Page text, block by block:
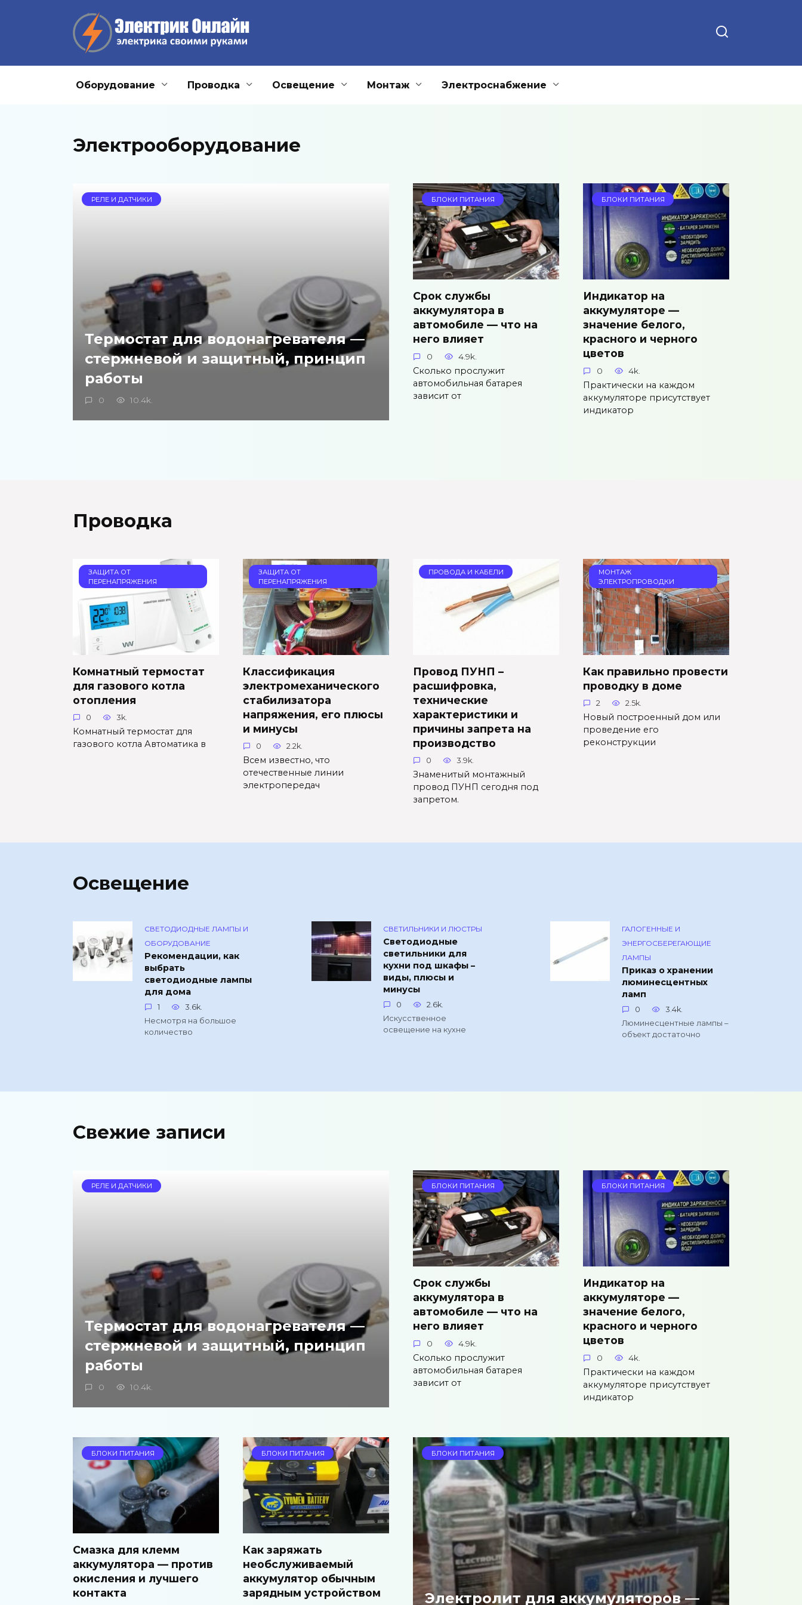
Оборудование Проводка Освещение Монтаж Электроснабжение
Электрооборудование
РЕЛЕ И ДАТЧИКИ
Термостат для водонагревателя —
стержневой и защитный, принцип
работы
0 10.4k.
БЛОКИ ПИТАНИЯ
Срок службы
аккумулятора в
автомобиле — что на
него влияет
0 4.9k.
Сколько прослужит
автомобильная батарея
зависит от
БЛОКИ ПИТАНИЯ
Индикатор на
аккумуляторе —
значение белого,
красного и черного
цветов
0 4k.
Практически на каждом
аккумуляторе присутствует
индикатор
Проводка
ЗАЩИТА ОТ
ПЕРЕНАПРЯЖЕНИЯ
Комнатный термостат
для газового котла
отопления
0 3k.
Комнатный термостат для
газового котла Автоматика в
ЗАЩИТА ОТ
ПЕРЕНАПРЯЖЕНИЯ
Классификация
электромеханического
стабилизатора
напряжения, его плюсы
и минусы
0 2.2k.
Всем известно, что
отечественные линии
электропередач
ПРОВОДА И КАБЕЛИ
Провод ПУНП –
расшифровка,
технические
характеристики и
причины запрета на
производство
0 3.9k.
Знаменитый монтажный
провод ПУНП сегодня под
запретом.
МОНТАЖ
ЭЛЕКТРОПРОВОДКИ
Как правильно провести
проводку в доме
2 2.5k.
Новый построенный дом или
проведение его
реконструкции
Освещение
СВЕТОДИОДНЫЕ ЛАМПЫ И
ОБОРУДОВАНИЕ
Рекомендации, как
выбрать
светодиодные лампы
для дома
1
3.6k.
Несмотря на большое
количество
СВЕТИЛЬНИКИ И ЛЮСТРЫ
Светодиодные
светильники для
кухни под шкафы –
виды, плюсы и
минусы
0
2.6k.
Искусственное
освещение на кухне
ГАЛОГЕННЫЕ И
ЭНЕРГОСБЕРЕГАЮЩИЕ
ЛАМПЫ
Приказ о хранении
люминесцентных
ламп
0
3.4k.
Люминесцентные лампы –
объект достаточно
Свежие записи
РЕЛЕ И ДАТЧИКИ
Термостат для водонагревателя —
стержневой и защитный, принцип
работы
0 10.4k.
БЛОКИ ПИТАНИЯ
Срок службы
аккумулятора в
автомобиле — что на
него влияет
0 4.9k.
Сколько прослужит
автомобильная батарея
зависит от
БЛОКИ ПИТАНИЯ
Индикатор на
аккумуляторе —
значение белого,
красного и черного
цветов
0 4k.
Практически на каждом
аккумуляторе присутствует
индикатор
БЛОКИ ПИТАНИЯ
Смазка для клемм
аккумулятора — против
окисления и лучшего
контакта
БЛОКИ ПИТАНИЯ
Как заряжать
необслуживаемый
аккумулятор обычным
зарядным устройством
БЛОКИ ПИТАНИЯ
Электролит для аккумуляторов —